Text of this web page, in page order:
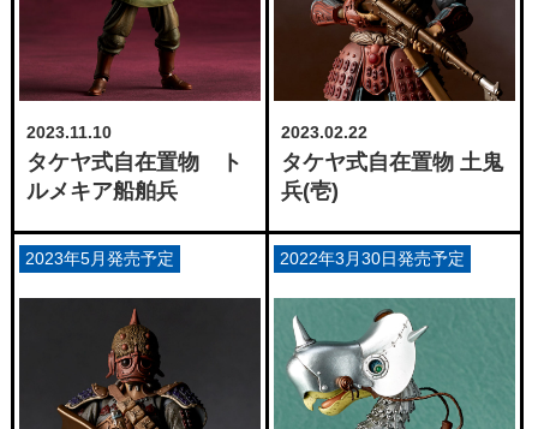
2023.11.10
タケヤ式自在置物 ト
ルメキア船舶兵
2023.02.22
タケヤ式自在置物 土鬼
兵(壱)
2023年5月発売予定 2022年3月30日発売予定